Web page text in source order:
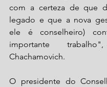
com a certeza de que
legado e que a nova
ele é conselheiro)
importante
Chachamovich.
O presidente do